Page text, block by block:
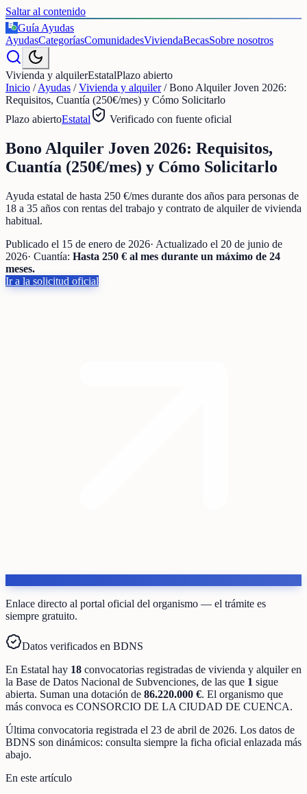
Saltar al contenido
€
Guía Ayudas
AyudasCategoríasComunidadesViviendaBecasSobre nosotros
Vivienda y alquilerEstatalPlazo abierto
Inicio /Ayudas /Vivienda y alquiler/Bono Alquiler Joven 2026:
Requisitos, Cuantía (250€/mes) y Cómo Solicitarlo
Plazo abiertoEstatal Verificado con fuente oficial
Bono Alquiler Joven 2026: Requisitos,
Cuantía (250€/mes) y Cómo Solicitarlo
Ayuda estatal de hasta 250 €/mes durante dos años para personas de
18 a 35 años con rentas del trabajo y contrato de alquiler de vivienda
habitual.
Publicado el 15 de enero de 2026· Actualizado el 20 de junio de
2026· Cuantía: Hasta 250 € al mes durante un máximo de 24
meses.
Ir a la solicitud oficial
Enlace directo al portal oficial del organismo — el trámite es
siempre gratuito.
Datos verificados en BDNS
En Estatal hay 18 convocatorias registradas de vivienda y alquileren
la Base de Datos Nacional de Subvenciones, de las que 1 sigue
abierta. Suman una dotación de 86.220.000 €. El organismo que
más convoca es CONSORCIO DE LA CIUDAD DE CUENCA.
Última convocatoria registrada el 23 de abril de 2026. Los datos de
BDNS son dinámicos: consulta siempre la ficha oficial enlazada más
abajo.
En este artículo